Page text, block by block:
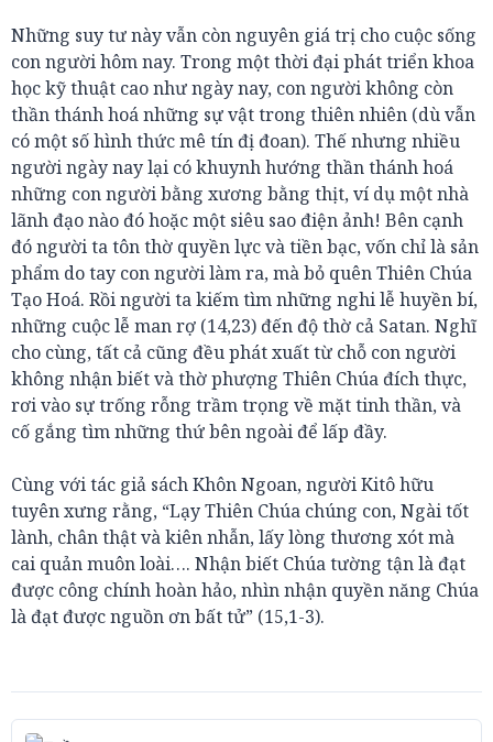
Những suy tư này vẫn còn nguyên giá trị cho cuộc sống
con người hôm nay. Trong một thời đại phát triển khoa
học kỹ thuật cao như ngày nay, con người không còn
thần thánh hoá những sự vật trong thiên nhiên (dù vẫn
có một số hình thức mê tín đị đoan). Thế nhưng nhiều
người ngày nay lại có khuynh hướng thần thánh hoá
những con người bằng xương bằng thịt, ví dụ một nhà
lãnh đạo nào đó hoặc một siêu sao điện ảnh! Bên cạnh
đó người ta tôn thờ quyền lực và tiền bạc, vốn chỉ là sản
phẩm do tay con người làm ra, mà bỏ quên Thiên Chúa
Tạo Hoá. Rồi người ta kiếm tìm những nghi lễ huyền bí,
những cuộc lễ man rợ (14,23) đến độ thờ cả Satan. Nghĩ
cho cùng, tất cả cũng đều phát xuất từ chỗ con người
không nhận biết và thờ phượng Thiên Chúa đích thực,
rơi vào sự trống rỗng trầm trọng về mặt tinh thần, và
cố gắng tìm những thứ bên ngoài để lấp đầy.
Cùng với tác giả sách Khôn Ngoan, người Kitô hữu
tuyên xưng rằng, “Lạy Thiên Chúa chúng con, Ngài tốt
lành, chân thật và kiên nhẫn, lấy lòng thương xót mà
cai quản muôn loài…. Nhận biết Chúa tường tận là đạt
được công chính hoàn hảo, nhìn nhận quyền năng Chúa
là đạt được nguồn ơn bất tử” (15,1-3).